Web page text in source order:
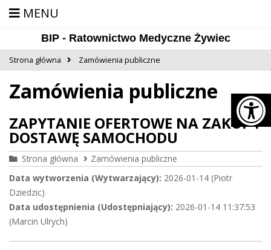
głównej
treści
menu
stopki
MENU
BIP - Ratownictwo Medyczne Żywiec
Strona główna Zamówienia publiczne
Zamówienia publiczne
ZAPYTANIE OFERTOWE NA ZAKUP I
DOSTAWĘ SAMOCHODU
Strona główna
Zamówienia publiczne
Data wytworzenia (Wytwarzający): 2026-01-14 (Piotr
Dziedzic)
Data udostępnienia (Udostępniający): 2026-01-14 11:37:53
(Marcin Ulrych)